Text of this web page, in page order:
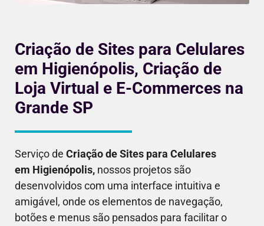
Criação de Sites para Celulares
em Higienópolis, Criação de
Loja Virtual e E-Commerces na
Grande SP
Serviço de Criação de Sites para Celulares
em Higienópolis, nossos projetos são
desenvolvidos com uma interface intuitiva e
amigável, onde os elementos de navegação,
botões e menus são pensados para facilitar o